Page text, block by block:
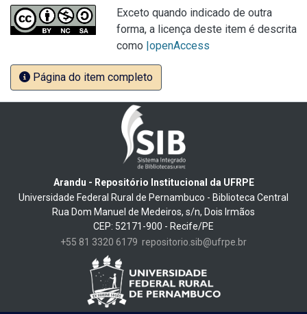
Exceto quando indicado de outra
forma, a licença deste item é descrita
como |openAccess
Página do item completo
Arandu - Repositório Institucional da UFRPE
Universidade Federal Rural de Pernambuco - Biblioteca Central
Rua Dom Manuel de Medeiros, s/n, Dois Irmãos
CEP: 52171-900 - Recife/PE
+55 81 3320 6179 repositorio.sib@ufrpe.br